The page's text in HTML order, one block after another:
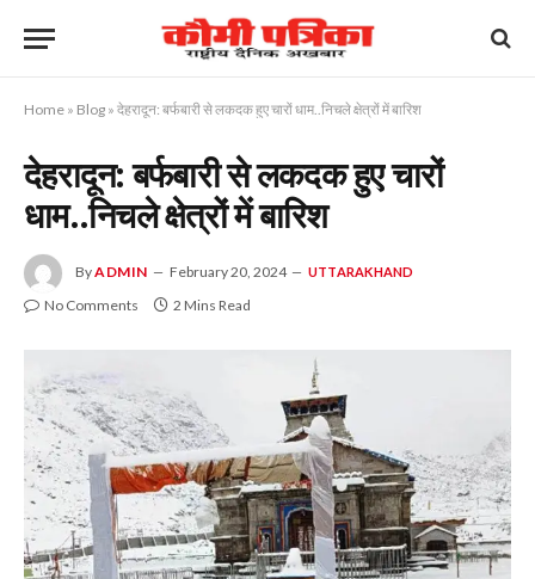
Home » Blog » देहरादून: बर्फबारी से लकदक हुए चारों धाम..निचले क्षेत्रों में बारिश
देहरादून: बर्फबारी से लकदक हुए चारों
धाम..निचले क्षेत्रों में बारिश
ByADMIN February 20, 2024 UTTARAKHAND
No Comments 2 Mins Read